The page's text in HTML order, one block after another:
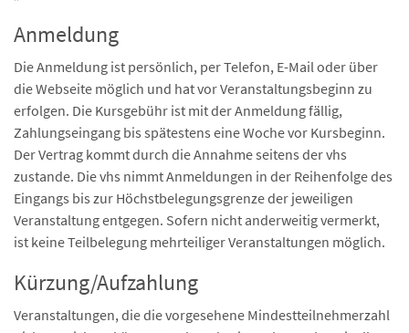
Anmeldung
Die Anmeldung ist persönlich, per Telefon, E-Mail oder über
die Webseite möglich und hat vor Veranstaltungsbeginn zu
erfolgen. Die Kursgebühr ist mit der Anmeldung fällig,
Zahlungseingang bis spätestens eine Woche vor Kursbeginn.
Der Vertrag kommt durch die Annahme seitens der vhs
zustande. Die vhs nimmt Anmeldungen in der Reihenfolge des
Eingangs bis zur Höchstbelegungsgrenze der jeweiligen
Veranstaltung entgegen. Sofern nicht anderweitig vermerkt,
ist keine Teilbelegung mehrteiliger Veranstaltungen möglich.
Kürzung/Aufzahlung
Veranstaltungen, die die vorgesehene Mindestteilnehmerzahl